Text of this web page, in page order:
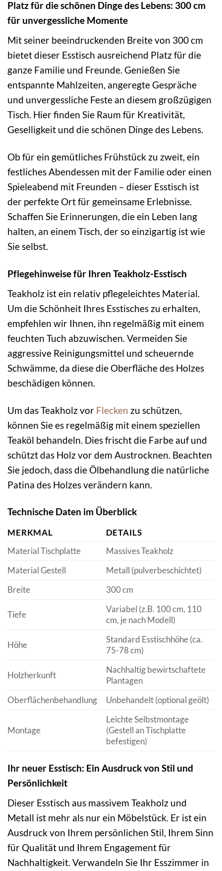
Platz für die schönen Dinge des Lebens: 300 cm
für unvergessliche Momente
Mit seiner beeindruckenden Breite von 300 cm
bietet dieser Esstisch ausreichend Platz für die
ganze Familie und Freunde. Genießen Sie
entspannte Mahlzeiten, angeregte Gespräche
und unvergessliche Feste an diesem großzügigen
Tisch. Hier finden Sie Raum für Kreativität,
Geselligkeit und die schönen Dinge des Lebens.
Ob für ein gemütliches Frühstück zu zweit, ein
festliches Abendessen mit der Familie oder einen
Spieleabend mit Freunden – dieser Esstisch ist
der perfekte Ort für gemeinsame Erlebnisse.
Schaffen Sie Erinnerungen, die ein Leben lang
halten, an einem Tisch, der so einzigartig ist wie
Sie selbst.
Pflegehinweise für Ihren Teakholz-Esstisch
Teakholz ist ein relativ pflegeleichtes Material.
Um die Schönheit Ihres Esstisches zu erhalten,
empfehlen wir Ihnen, ihn regelmäßig mit einem
feuchten Tuch abzuwischen. Vermeiden Sie
aggressive Reinigungsmittel und scheuernde
Schwämme, da diese die Oberfläche des Holzes
beschädigen können.
Um das Teakholz vor Flecken zu schützen,
können Sie es regelmäßig mit einem speziellen
Teaköl behandeln. Dies frischt die Farbe auf und
schützt das Holz vor dem Austrocknen. Beachten
Sie jedoch, dass die Ölbehandlung die natürliche
Patina des Holzes verändern kann.
Technische Daten im Überblick
MERKMAL
DETAILS
Material Tischplatte
Massives Teakholz
Material Gestell
Metall (pulverbeschichtet)
Breite
300 cm
Tiefe
Variabel (z.B. 100 cm, 110
cm, je nach Modell)
Höhe
Standard Esstischhöhe (ca.
75-78 cm)
Holzherkunft
Nachhaltig bewirtschaftete
Plantagen
Oberflächenbehandlung
Unbehandelt (optional geölt)
Montage
Leichte Selbstmontage
(Gestell an Tischplatte
befestigen)
Ihr neuer Esstisch: Ein Ausdruck von Stil und
Persönlichkeit
Dieser Esstisch aus massivem Teakholz und
Metall ist mehr als nur ein Möbelstück. Er ist ein
Ausdruck von Ihrem persönlichen Stil, Ihrem Sinn
für Qualität und Ihrem Engagement für
Nachhaltigkeit. Verwandeln Sie Ihr Esszimmer in